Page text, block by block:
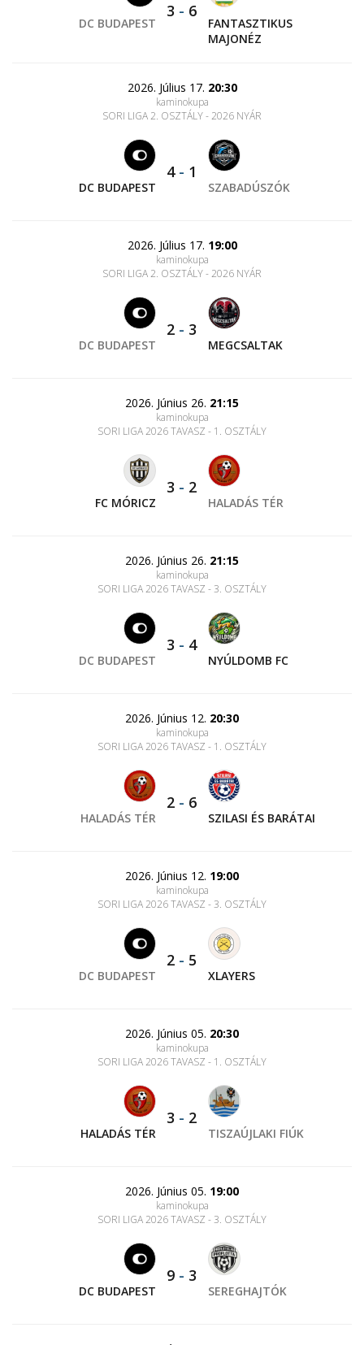
DC BUDAPEST
3 - 6
FANTASZTIKUS
MAJONÉZ
2026. Július 17. 20:30
kaminokupa
SORI LIGA 2. OSZTÁLY - 2026 NYÁR
DC BUDAPEST
4- 1
SZABADÚSZÓK
2026. Július 17. 19:00
kaminokupa
SORI LIGA 2. OSZTÁLY - 2026 NYÁR
DC BUDAPEST
2 - 3
MEGCSALTAK
2026. Június 26. 21:15
kaminokupa
SORI LIGA 2026 TAVASZ - 1. OSZTÁLY
FC MÓRICZ
3 - 2
HALADÁS TÉR
2026. Június 26. 21:15
kaminokupa
SORI LIGA 2026 TAVASZ - 3. OSZTÁLY
DC BUDAPEST
3 - 4
NYÚLDOMB FC
2026. Június 12. 20:30
kaminokupa
SORI LIGA 2026 TAVASZ - 1. OSZTÁLY
HALADÁS TÉR
2 - 6
SZILASI ÉS BARÁTAI
2026. Június 12. 19:00
kaminokupa
SORI LIGA 2026 TAVASZ - 3. OSZTÁLY
DC BUDAPEST
2 - 5
XLAYERS
2026. Június 05. 20:30
kaminokupa
SORI LIGA 2026 TAVASZ - 1. OSZTÁLY
HALADÁS TÉR
3 - 2
TISZAÚJLAKI FIÚK
2026. Június 05. 19:00
kaminokupa
SORI LIGA 2026 TAVASZ - 3. OSZTÁLY
DC BUDAPEST
9 - 3
SEREGHAJTÓK